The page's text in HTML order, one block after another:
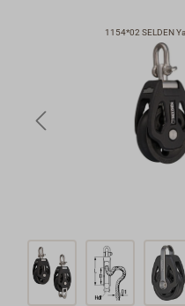
1154*02 SELDEN